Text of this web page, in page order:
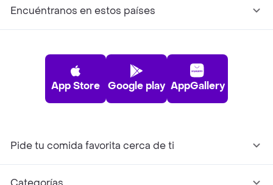
Encuéntranos en estos países
App Store Google play AppGallery
Pide tu comida favorita cerca de ti